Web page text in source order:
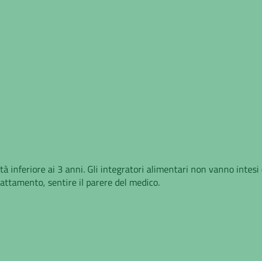
inferiore ai 3 anni. Gli integratori alimentari non vanno intesi
sentire il parere del medico.